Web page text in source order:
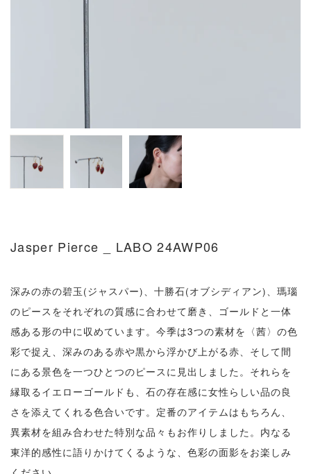
Jasper Pierce _ LABO 24AWP06
深みの赤の碧玉(ジャスパー)、十勝石(オブシディアン)、瑪瑙
のピースをそれぞれの質感に合わせて磨き、ゴールドと一体
感ある形の中に収めています。今季は3つの素材を〈茜〉の色
彩で捉え、深みのある赤や黒から浮かび上がる赤、そして間
にある景色を一つひとつのピースに見出しました。それらを
縁取るイエローゴールドも、石の存在感に女性らしい品の良
さを添えてくれる色合いです。定番のアイテムはもちろん、
異素材を組み合わせた特別な品々もお作りしました。内なる
東洋的感性に語りかけてくるような、色彩の面影をお楽しみ